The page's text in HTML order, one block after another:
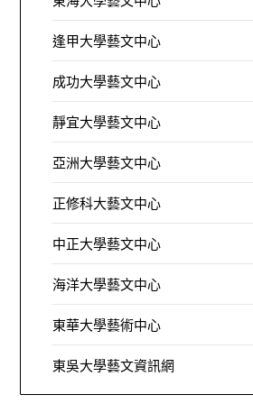
逢甲大學藝文中心
成功大學藝文中心
靜宜大學藝文中心
亞洲大學藝文中心
正修科大藝文中心
中正大學藝文中心
海洋大學藝文中心
東華大學藝術中心
東吳大學藝文資訊網